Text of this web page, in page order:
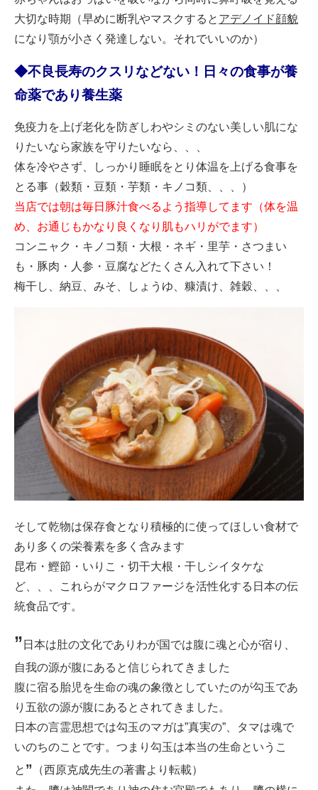
大切な時期（早めに断乳やマスクすると アデノイド顔貌
になり顎が小さく発達しない。それでいいのか）
◆不良長寿のクスリなどない！日々の食事が養
命薬であり養生薬
免疫力を上げ老化を防ぎしわやシミのない美しい肌にな
りたいなら家族を守りたいなら、、、
体を冷やさず、しっかり睡眠をとり体温を上げる食事を
とる事（穀類・豆類・芋類・キノコ類、、、）
当店では朝は毎日豚汁食べるよう指導してます（体を温
め、お通じもかなり良くなり肌もハリがでます）
コンニャク・キノコ類・大根・ネギ・里芋・さつまい
も・豚肉・人参・豆腐などたくさん入れて下さい！
梅干し、納豆、みそ、しょうゆ、糠漬け、雑穀、、、
そして乾物は保存食となり積極的に使ってほしい食材で
あり多くの栄養素を多く含みます
昆布・鰹節・いりこ・切干大根・干しシイタケな
ど、、、これらがマクロファージを活性化する日本の伝
統食品です。
” 日本は肚の文化でありわが国では腹に魂と心が宿り、
自我の源が腹にあると信じられてきました
腹に宿る胎児を生命の魂の象徴としていたのが勾玉であ
り五欲の源が腹にあるとされてきました。
日本の言霊思想では勾玉のマガは”真実の”、タマは魂で
いのちのことです。つまり勾玉は本当の生命というこ
と ”
（西原克成先生の著書より転載）